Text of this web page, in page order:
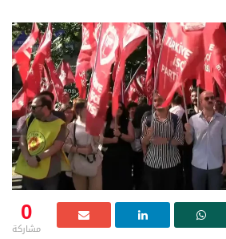
0
مشاركة